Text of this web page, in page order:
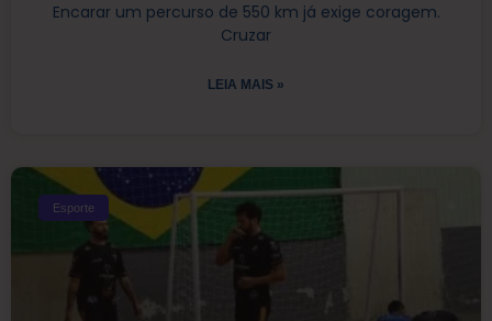
Encarar um percurso de 550 km já exige coragem.
Cruzar
LEIA MAIS »
Esporte